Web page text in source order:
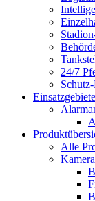
24/7
Einsatzgebiete
Alle